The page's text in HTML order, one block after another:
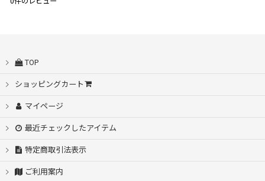
TOP
ショッピングカート
マイページ
最近チェックしたアイテム
特定商取引法表示
ご利用案内